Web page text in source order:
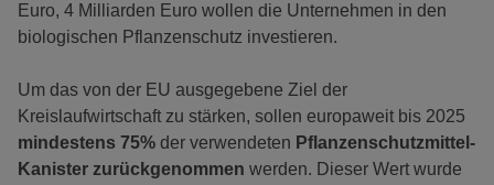
Euro, 4 Milliarden Euro wollen die Unternehmen in den
biologischen Pflanzenschutz investieren.
Um das von der EU ausgegebene Ziel der
Kreislaufwirtschaft zu stärken, sollen europaweit bis 2025
mindestens 75% der verwendeten Pflanzenschutzmittel-
Kanister zurückgenommen werden. Dieser Wert wurde